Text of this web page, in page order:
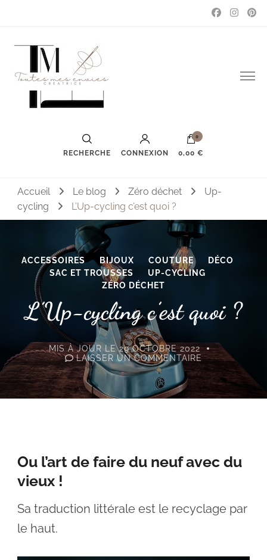
Toutes mes envies
Couture, accessoires, mode, bijoux …
RECHERCHE CONNEXION
0
0,00 €
Accueil Le blog Zéro déchet
Up-
cycling
L’Up-cycling c’est quoi ?
ACCESSOIRES BIJOUX COUTURE
DÉCO
SAC ET TROUSSES
UP-CYCLING
ZÉRO DÉCHET
L’Up-cycling c’est quoi ?
MIS À JOUR LE29 OCTOBRE 2022
LAISSER UN COMMENTAIRESUR
L’UP-
CYCLING
C’EST
QUOI
Ou l’art de faire du neuf avec du
vieux !
Sa traduction littérale est le recyclage par
le haut.